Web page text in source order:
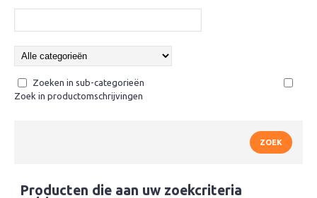
Zoeken in sub-categorieën
Zoek in productomschrijvingen
Producten die aan uw zoekcriteria